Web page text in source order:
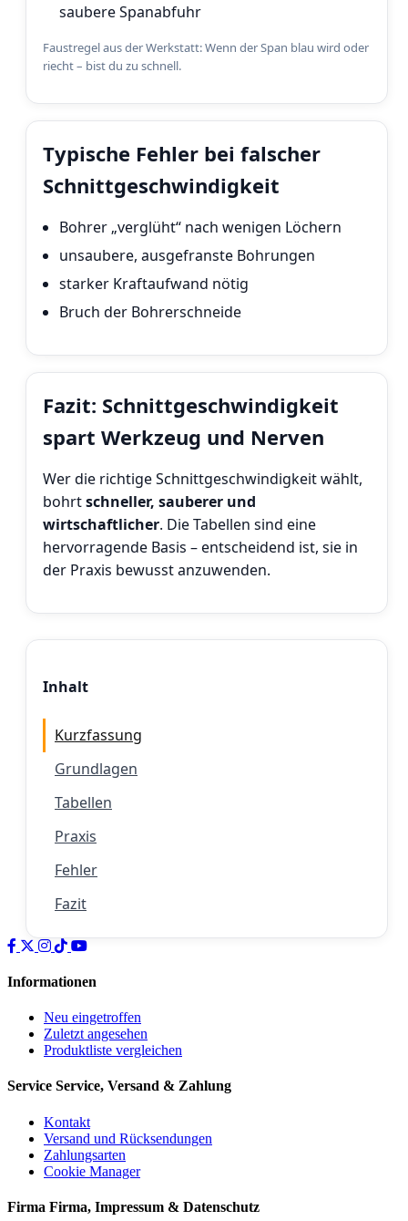
saubere Spanabfuhr
Faustregel aus der Werkstatt: Wenn der Span blau wird oder
riecht – bist du zu schnell.
Typische Fehler bei falscher
Schnittgeschwindigkeit
Bohrer „verglüht“ nach wenigen Löchern
unsaubere, ausgefranste Bohrungen
starker Kraftaufwand nötig
Bruch der Bohrerschneide
Fazit: Schnittgeschwindigkeit
spart Werkzeug und Nerven
Wer die richtige Schnittgeschwindigkeit wählt,
bohrtschneller, sauberer und
wirtschaftlicher. Die Tabellen sind eine
hervorragende Basis – entscheidend ist, sie in
der Praxis bewusst anzuwenden.
Inhalt
Kurzfassung
Grundlagen
Tabellen
Praxis
Fehler
Fazit
Informationen
Neu eingetroffen
Zuletzt angesehen
Produktliste vergleichen
Service Service, Versand & Zahlung
Kontakt
Versand und Rücksendungen
Zahlungsarten
Cookie Manager
Firma Firma, Impressum & Datenschutz